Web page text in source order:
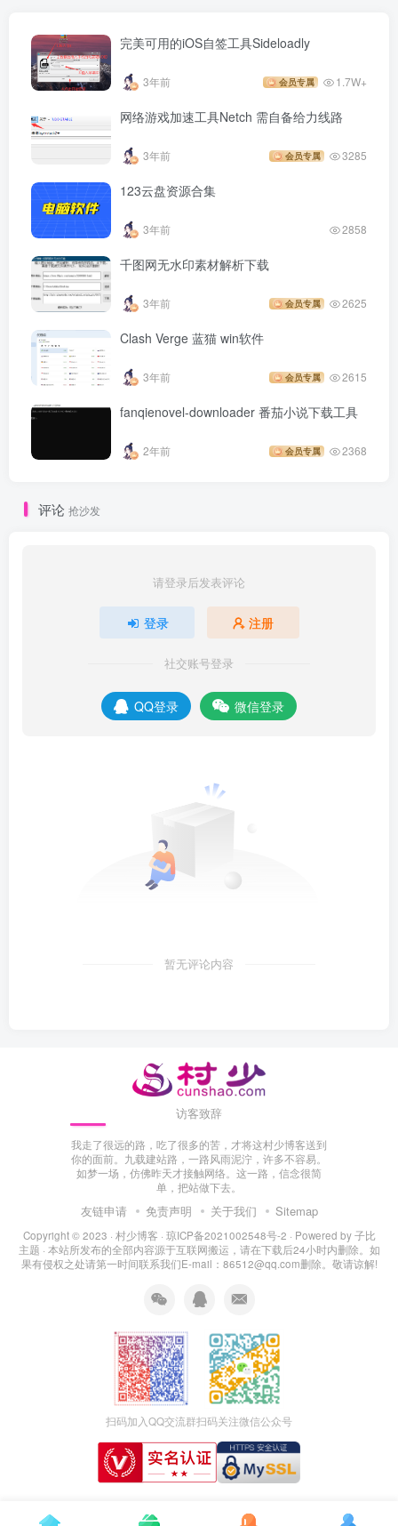
完美可用的iOS自签工具Sideloadly
3年前 会员专属 1.7W+
网络游戏加速工具Netch 需自备给力线路
3年前 会员专属 3285
123云盘资源合集
3年前 2858
千图网无水印素材解析下载
3年前 会员专属 2625
Clash Verge 蓝猫 win软件
3年前 会员专属 2615
fanqienovel-downloader 番茄小说下载工具
2年前 会员专属 2368
评论 抢沙发
请登录后发表评论
登录 注册
社交账号登录
QQ登录 微信登录
暂无评论内容
访客致辞
我走了很远的路，吃了很多的苦，才将这村少博客送到
你的面前。九载建站路，一路风雨泥泞，许多不容易。
如梦一场，仿佛昨天才接触网络。这一路，信念很简
单，把站做下去。
友链申请 免责声明 关于我们 Sitemap
Copyright © 2023 · 村少博客 · 琼ICP备2021002548号-2 · Powered by子比
主题 · 本站所发布的全部内容源于互联网搬运，请在下载后24小时内删除。如
果有侵权之处请第一时间联系我们E-mail：86512@qq.com删除。敬请谅解!
扫码加入QQ交流群扫码关注微信公众号